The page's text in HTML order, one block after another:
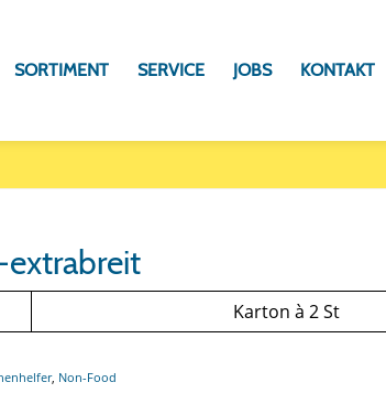
SORTIMENT SERVICE JOBS KONTAKT
extrabreit
Karton à 2 St
, Non-Food